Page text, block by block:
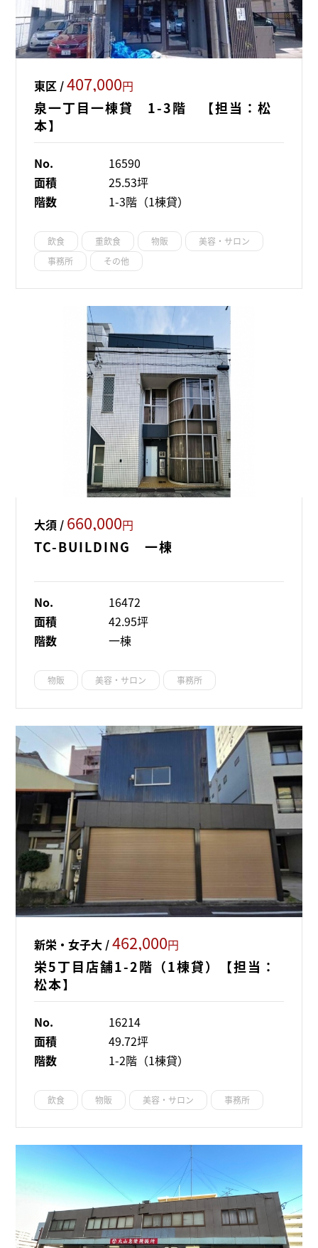
東区 /407,000円
泉一丁目一棟貸 1-3階 【担当：松
本】
No.
16590
面積
25.53坪
階数
1-3階（1棟貸）
飲食 重飲食 物販
美容・サロン
事務所
その他
大須 / 660,000円
TC-BUILDING 一棟
No.
16472
面積
42.95坪
階数
一棟
物販 美容・サロン 事務所
新栄・女子大 /462,000円
栄5丁目店舗1-2階（1棟貸）【担当：
松本】
No.
16214
面積
49.72坪
階数
1-2階（1棟貸）
飲食 物販 美容・サロン 事務所